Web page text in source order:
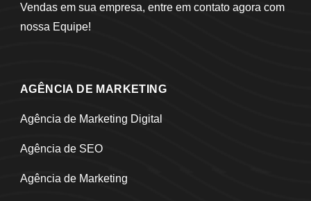
Vendas em sua empresa, entre em contato agora com
nossa Equipe!
AGÊNCIA DE MARKETING
Agência de Marketing Digital
Agência de SEO
Agência de Marketing